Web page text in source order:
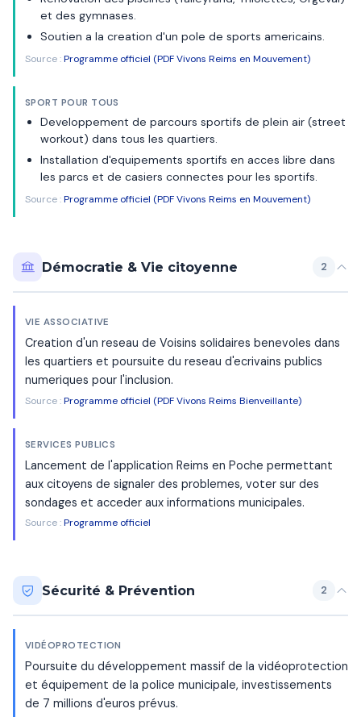
et des gymnases.
Soutien a la creation d'un pole de sports americains.
Source :Programme officiel (PDF Vivons Reims en Mouvement)
SPORT POUR TOUS
Developpement de parcours sportifs de plein air (street
workout) dans tous les quartiers.
Installation d'equipements sportifs en acces libre dans
les parcs et de casiers connectes pour les sportifs.
Source :Programme officiel (PDF Vivons Reims en Mouvement)
Démocratie & Vie citoyenne 2
VIE ASSOCIATIVE
Creation d'un reseau de Voisins solidaires benevoles dans
les quartiers et poursuite du reseau d'ecrivains publics
numeriques pour l'inclusion.
Source :Programme officiel (PDF Vivons Reims Bienveillante)
SERVICES PUBLICS
Lancement de l'application Reims en Poche permettant
aux citoyens de signaler des problemes, voter sur des
sondages et acceder aux informations municipales.
Source :Programme officiel
Sécurité & Prévention 2
VIDÉOPROTECTION
Poursuite du développement massif de la vidéoprotection
et équipement de la police municipale, investissements
de 7 millions d'euros prévus.